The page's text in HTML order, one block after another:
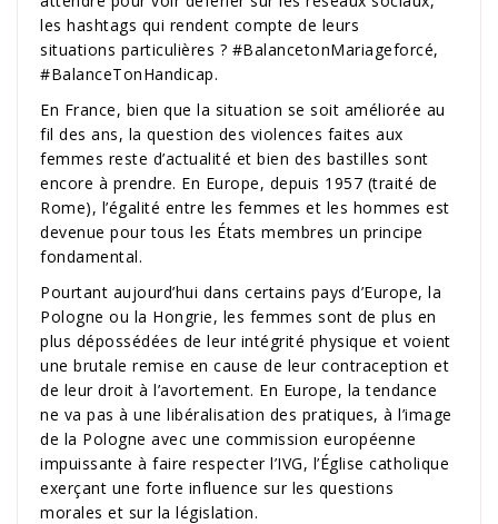
les hashtags qui rendent compte de leurs
situations particulières ? #BalancetonMariageforcé,
#BalanceTonHandicap.
En France, bien que la situation se soit améliorée au
fil des ans, la question des violences faites aux
femmes reste d’actualité et bien des bastilles sont
encore à prendre. En Europe, depuis 1957 (traité de
Rome), l’égalité entre les femmes et les hommes est
devenue pour tous les États membres un principe
fondamental.
Pourtant aujourd’hui dans certains pays d’Europe, la
Pologne ou la Hongrie, les femmes sont de plus en
plus dépossédées de leur intégrité physique et voient
une brutale remise en cause de leur contraception et
de leur droit à l’avortement. En Europe, la tendance
ne va pas à une libéralisation des pratiques, à l’image
de la Pologne avec une commission européenne
impuissante à faire respecter l’IVG, l’Église catholique
exerçant une forte influence sur les questions
morales et sur la législation.